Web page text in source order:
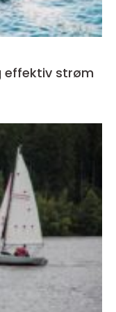
effektiv strøm